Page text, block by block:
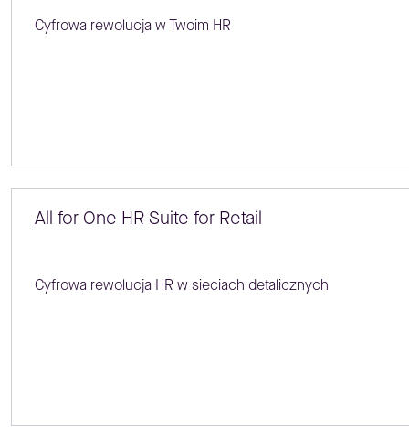
Cyfrowa rewolucja w Twoim HR
All for One HR Suite for Retail
Cyfrowa rewolucja HR w sieciach detalicznych